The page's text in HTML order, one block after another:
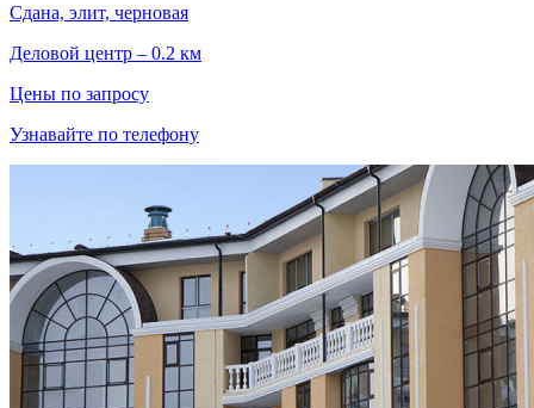
Сдана, элит, черновая
Деловой центр – 0.2 км
Цены по запросу
Узнавайте по телефону